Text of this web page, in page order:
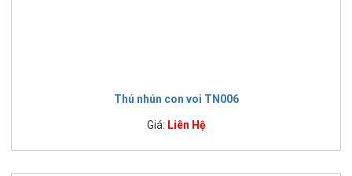
Thú nhún con voi TN006
Giá: Liên Hệ